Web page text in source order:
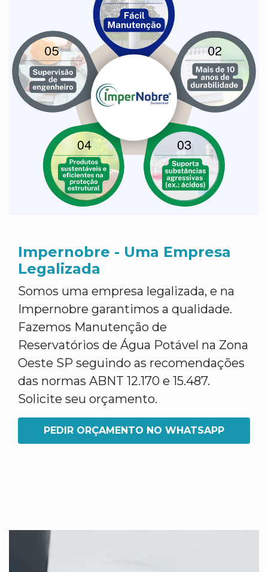
Impernobre - Uma Empresa
Legalizada
Somos uma empresa legalizada, e na
Impernobre garantimos a qualidade.
Fazemos Manutenção de
Reservatórios de Água Potável na Zona
Oeste SP seguindo as recomendações
das normas ABNT 12.170 e 15.487.
Solicite seu orçamento.
PEDIR ORÇAMENTO NO WHATSAPP